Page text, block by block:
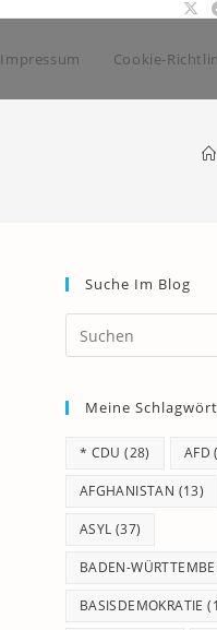
Impressum Cookie-
Suche Im Blog
Meine
* CDU (28) AFD
AFGHANISTAN (13)
ASYL (37)
BADEN-
BASISDEMOKRATIE